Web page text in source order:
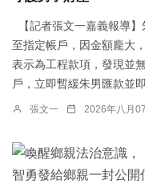
【記者張文一嘉義報導
至指定帳戶，因金額龐大
表示為工程款項，發現並
戶，立即暫緩朱男匯款並即
張文一 2026年八月